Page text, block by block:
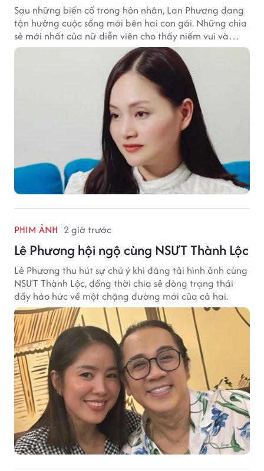
Sau những biến cố trong hôn nhân, Lan Phương đang
tận hưởng cuộc sống mới bên hai con gái. Những chia
sẻ mới nhất của nữ diễn viên cho thấy niềm vui và
hạnh phúc hiện tại đến từ những điều bình dị mỗi
PHIM ẢNH 2 giờ trước
Lê Phương hội ngộ cùng NSƯT Thành Lộc
Lê Phương thu hút sự chú ý khi đăng tải hình ảnh cùng
NSƯT Thành Lộc, đồng thời chia sẻ dòng trạng thái
đầy háo hức về một chặng đường mới của cả hai.